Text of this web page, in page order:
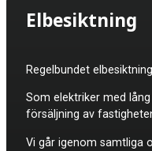
Elbesiktning
Regelbundet
Som elektriker med
försäljning av
Vi går igenom samtliga